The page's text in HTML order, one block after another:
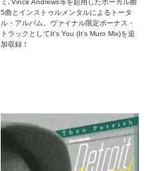
ミ､Vince Andrews等を起用したボーカル曲
5曲とインストゥルメンタルによるトータ
ル・アルバム。ヴァイナル限定ボーナス・
トラックとしてIt's You (It's Muro Mix)を追
加収録！